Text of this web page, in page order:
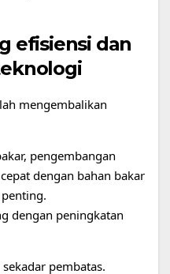
efisiensi dan
mengembalikan
pengembangan
dengan bahan bakar
dengan peningkatan
pembatas.